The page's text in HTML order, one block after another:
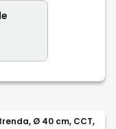
Ø 40 cm, CCT,